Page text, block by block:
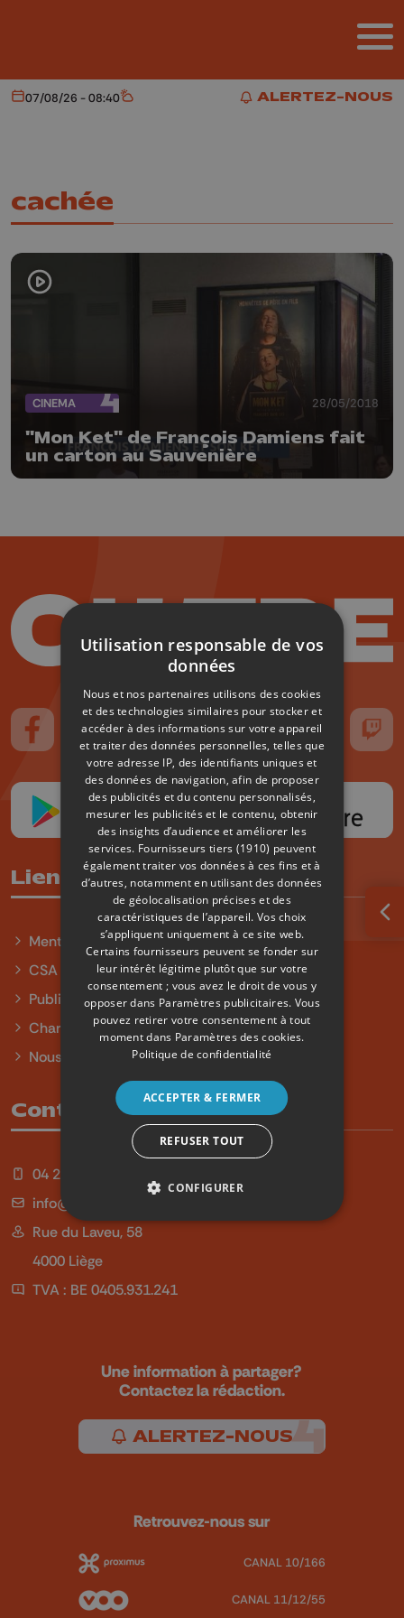
ALERTEZ-NOUS
ALERTEZ-NOUS
Aujourd'hui
07/08/26 - 08:40 Météo
cachée
CINEMA 28/05/2018
"Mon Ket" de François Damiens fait
un carton au Sauvenière
Suivez-nous sur FaceBook
Suivez-nous sur Instagram
Suivez-nous sur TikTokSuivez-nous sur YouTube
Suivez-nous
Liens utiles
Mentions légales
CSA
Publicité
Charte sur l'égalité et la diversité
Nous contacter
Contact
04 254 99 99
info@qu4tre.be
Rue du Laveu, 58
4000 Liège
TVA : BE 0405.931.241
Une information à partager?
Contactez la rédaction.
ALERTEZ-NOUS
Retrouvez-nous sur
CANAL 10/166
CANAL 11/12/55
Utilisation responsable de vos
données
Nous et nos partenaires utilisons des cookies
et des technologies similaires pour stocker et
accéder à des informations sur votre appareil
et traiter des données personnelles, telles que
votre adresse IP, des identifiants uniques et
des données de navigation, afin de proposer
des publicités et du contenu personnalisés,
mesurer les publicités et le contenu, obtenir
des insights d’audience et améliorer les
services. Fournisseurs tiers (1910) peuvent
également traiter vos données à ces fins et à
d’autres, notamment en utilisant des données
de géolocalisation précises et des
caractéristiques de l’appareil. Vos choix
s’appliquent uniquement à ce site web.
Certains fournisseurs peuvent se fonder sur
leur intérêt légitime plutôt que sur votre
consentement ; vous avez le droit de vous y
opposer dans Paramètres publicitaires. Vous
pouvez retirer votre consentement à tout
moment dans Paramètres des cookies.
Politique de confidentialité
ACCEPTER & FERMER
REFUSER TOUT
CONFIGURER